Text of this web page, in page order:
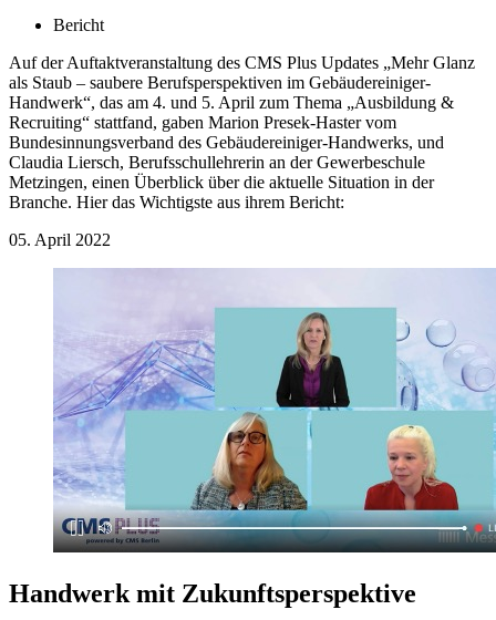
Bericht
Auf der Auftaktveranstaltung des CMS Plus Updates „Mehr Glanz
als Staub – saubere Berufsperspektiven im Gebäudereiniger-
Handwerk“, das am 4. und 5. April zum Thema „Ausbildung &
Recruiting“ stattfand, gaben Marion Presek-Haster vom
Bundesinnungsverband des Gebäudereiniger-Handwerks, und
Claudia Liersch, Berufsschullehrerin an der Gewerbeschule
Metzingen, einen Überblick über die aktuelle Situation in der
Branche. Hier das Wichtigste aus ihrem Bericht:
05. April 2022
Handwerk mit Zukunftsperspektive